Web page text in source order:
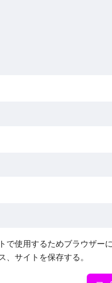
で使用するためブラウザー
、サイトを保存する。